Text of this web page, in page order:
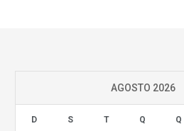
AGOSTO 2026
D S T Q Q